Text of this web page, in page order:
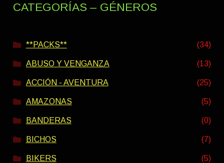
CATEGORÍAS – GÉNEROS
**PACKS** (34)
ABUSO Y VENGANZA (13)
ACCIÓN - AVENTURA (25)
AMAZONAS (5)
BANDERAS (0)
BICHOS (7)
BIKERS (5)